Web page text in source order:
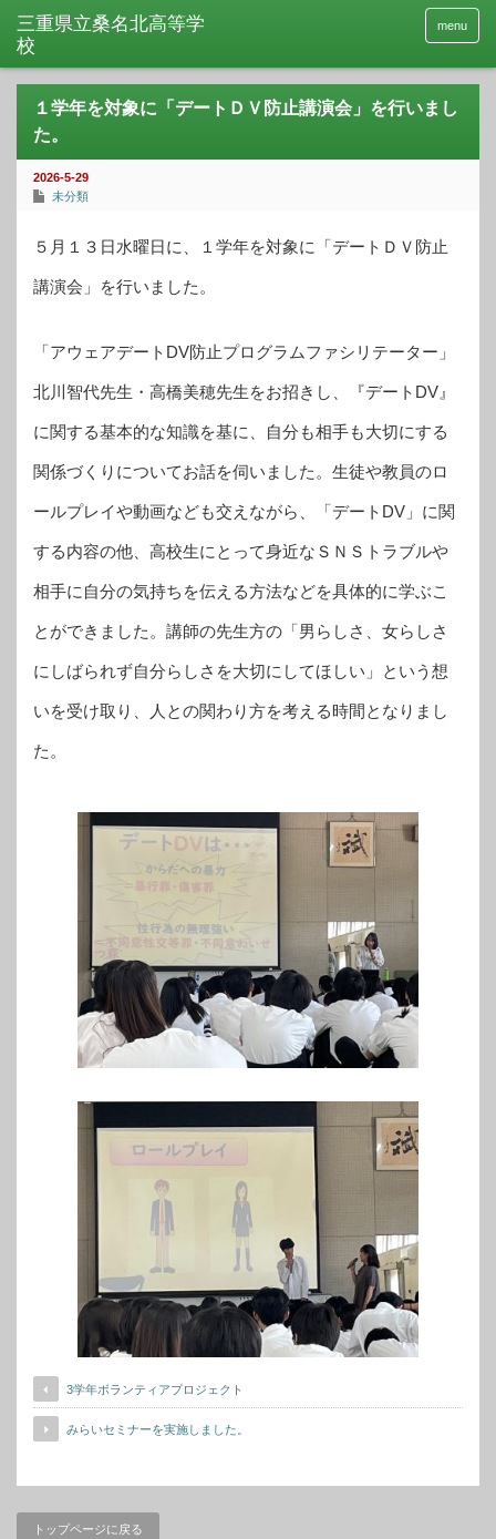
menu
１学年を対象に「デートＤＶ防止講演会」を行いまし
た。
2026-5-29
未分類
５月１３日水曜日に、１学年を対象に「デートＤＶ防止
講演会」を行いました。
「アウェアデートDV防止プログラムファシリテーター」
北川智代先生・高橋美穂先生をお招きし、『デートDV』
に関する基本的な知識を基に、自分も相手も大切にする
関係づくりについてお話を伺いました。生徒や教員のロ
ールプレイや動画なども交えながら、「デートDV」に関
する内容の他、高校生にとって身近なＳＮＳトラブルや
相手に自分の気持ちを伝える方法などを具体的に学ぶこ
とができました。講師の先生方の「男らしさ、女らしさ
にしばられず自分らしさを大切にしてほしい」という想
いを受け取り、人との関わり方を考える時間となりまし
た。
3学年ボランティアプロジェクト
みらいセミナーを実施しました。
トップページに戻る